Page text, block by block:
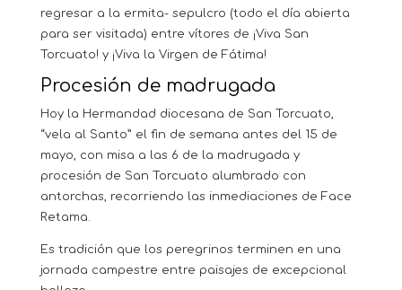
regresar a la ermita- sepulcro (todo el día abierta
para ser visitada) entre vítores de ¡Viva San
Torcuato! y ¡Viva la Virgen de Fátima!
Procesión de madrugada
Hoy la Hermandad diocesana de San Torcuato,
“vela al Santo” el fin de semana antes del 15 de
mayo, con misa a las 6 de la madrugada y
procesión de San Torcuato alumbrado con
antorchas, recorriendo las inmediaciones de Face
Retama.
Es tradición que los peregrinos terminen en una
jornada campestre entre paisajes de excepcional